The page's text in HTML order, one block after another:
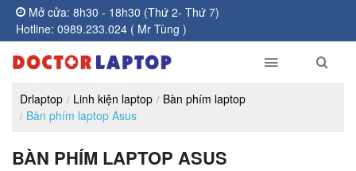
Mở cửa: 8h30 - 18h30 (Thứ 2- Thứ 7)
Hotline: 0989.233.024 ( Mr Tùng )
Drlaptop Linh kiện laptop
Bàn phím laptop
Bàn phím laptop Asus
BÀN PHÍM LAPTOP ASUS